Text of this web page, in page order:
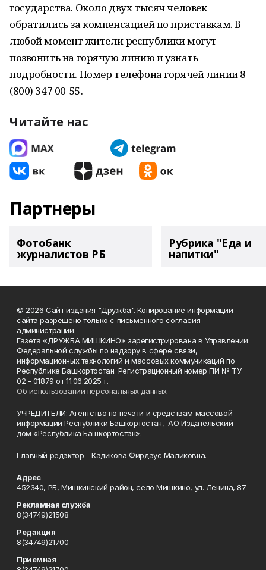
государства. Около двух тысяч человек
обратились за компенсацией по приставкам. В
любой момент жители республики могут
позвонить на горячую линию и узнать
подробности. Номер телефона горячей линии 8
(800) 347 00-55.
Читайте нас
Партнеры
Фотобанк
журналистов РБ
Рубрика "Еда и
напитки"
© 2026 Сайт издания "Дружба". Копирование информации
сайта разрешено только с письменного согласия
администрации
Газета «ДРУЖБА МИШКИНО» зарегистрирована в Управлении
Федеральной службы по надзору в сфере связи,
информационных технологий и массовых коммуникаций по
Республике Башкортостан. Регистрационный номер ПИ № ТУ
02 - 01879 от 11.06.2025 г.
Об использовании персональных данных
УЧРЕДИТЕЛИ: Агентство по печати и средствам массовой
информации Республики Башкортостан, АО Издательский
дом «Республика Башкортостан».
Главный редактор - Кадикова Фирдаус Маликовна.
Адрес
452340, РБ, Мишкинский район, село Мишкино, ул. Ленина, 87
Рекламная служба
8(34749)21508
Редакция
8(34749)21700
Приемная